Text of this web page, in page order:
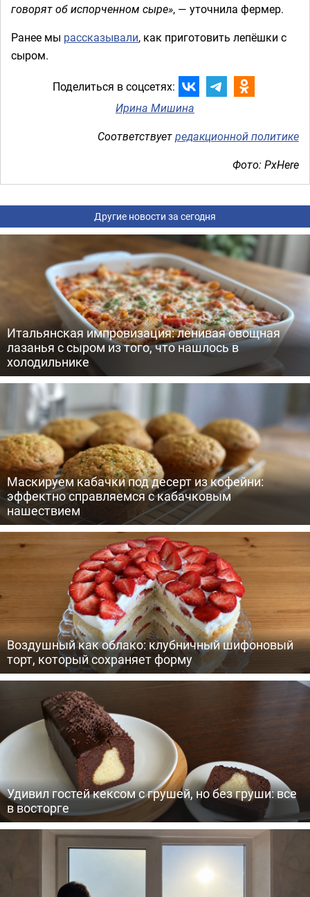
говорят об испорченном сыре», — уточнила фермер.
Ранее мы рассказывали, как приготовить лепёшки с
сыром.
Поделиться в соцсетях:
Ирина Мишина
Соответствуетредакционной политике
Фото: PxHere
Другие новости за сегодня
Итальянская импровизация: ленивая овощная
лазанья с сыром из того, что нашлось в
холодильнике
Маскируем кабачки под десерт из кофейни:
эффектно справляемся с кабачковым
нашествием
Воздушный как облако: клубничный шифоновый
торт, который сохраняет форму
Удивил гостей кексом с грушей, но без груши: все
в восторге